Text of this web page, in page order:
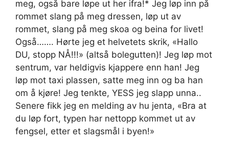
meg, også bare løpe ut her ifra!* Jeg løp inn på
rommet slang på meg dressen, løp ut av
rommet, slang på meg skoa og beina for livet!
Også……. Hørte jeg et helvetets skrik, «Hallo
DU, stopp NÅ!!!» (altså bolegutten)! Jeg løp mot
sentrum, var heldigvis kjappere enn han! Jeg
løp mot taxi plassen, satte meg inn og ba han
om å kjøre! Jeg tenkte, YESS jeg slapp unna..
Senere fikk jeg en melding av hu jenta, «Bra at
du løp fort, typen har nettopp kommet ut av
fengsel, etter et slagsmål i byen!»